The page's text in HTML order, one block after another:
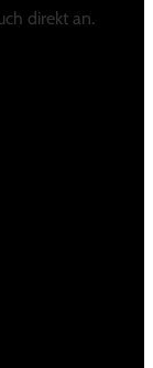
direkt an.